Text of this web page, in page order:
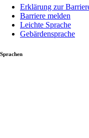
Erklärung zur
Barriere melden
Leichte Sprache
Gebärdensprache
Sprachen